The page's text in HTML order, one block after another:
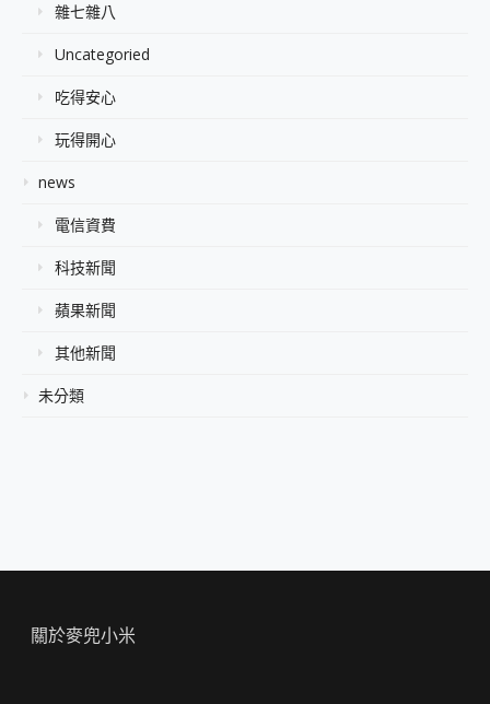
雜七雜八
Uncategoried
吃得安心
玩得開心
news
電信資費
科技新聞
蘋果新聞
其他新聞
未分類
關於麥兜小米